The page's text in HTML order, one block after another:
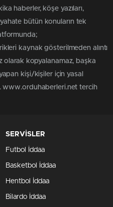
haberler, köşe yazıları,
bütün konuların tek
kaynak gösterilmeden alıntı
olarak kopyalanamaz, başka
kişi/kişiler için yasal
www.orduhaberleri.net tercih
SERVİSLER
Futbol İddaa
Basketbol İddaa
Hentbol İddaa
Bilardo İddaa